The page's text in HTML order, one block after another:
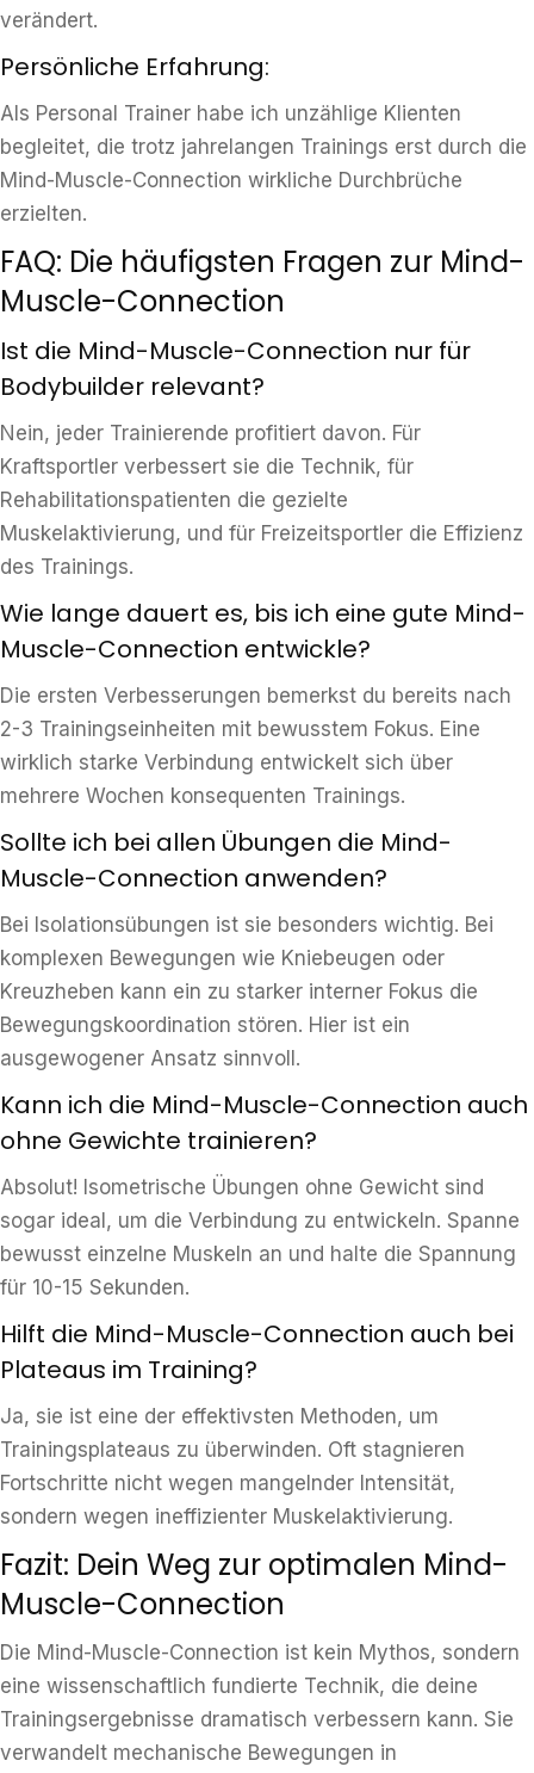
verändert.
Persönliche Erfahrung:
Als Personal Trainer habe ich unzählige Klienten
begleitet, die trotz jahrelangen Trainings erst durch die
Mind-Muscle-Connection wirkliche Durchbrüche
erzielten.
FAQ: Die häufigsten Fragen zur Mind-
Muscle-Connection
Ist die Mind-Muscle-Connection nur für
Bodybuilder relevant?
Nein, jeder Trainierende profitiert davon. Für
Kraftsportler verbessert sie die Technik, für
Rehabilitationspatienten die gezielte
Muskelaktivierung, und für Freizeitsportler die Effizienz
des Trainings.
Wie lange dauert es, bis ich eine gute Mind-
Muscle-Connection entwickle?
Die ersten Verbesserungen bemerkst du bereits nach
2-3 Trainingseinheiten mit bewusstem Fokus. Eine
wirklich starke Verbindung entwickelt sich über
mehrere Wochen konsequenten Trainings.
Sollte ich bei allen Übungen die Mind-
Muscle-Connection anwenden?
Bei Isolationsübungen ist sie besonders wichtig. Bei
komplexen Bewegungen wie Kniebeugen oder
Kreuzheben kann ein zu starker interner Fokus die
Bewegungskoordination stören. Hier ist ein
ausgewogener Ansatz sinnvoll.
Kann ich die Mind-Muscle-Connection auch
ohne Gewichte trainieren?
Absolut! Isometrische Übungen ohne Gewicht sind
sogar ideal, um die Verbindung zu entwickeln. Spanne
bewusst einzelne Muskeln an und halte die Spannung
für 10-15 Sekunden.
Hilft die Mind-Muscle-Connection auch bei
Plateaus im Training?
Ja, sie ist eine der effektivsten Methoden, um
Trainingsplateaus zu überwinden. Oft stagnieren
Fortschritte nicht wegen mangelnder Intensität,
sondern wegen ineffizienter Muskelaktivierung.
Fazit: Dein Weg zur optimalen Mind-
Muscle-Connection
Die Mind-Muscle-Connection ist kein Mythos, sondern
eine wissenschaftlich fundierte Technik, die deine
Trainingsergebnisse dramatisch verbessern kann. Sie
verwandelt mechanische Bewegungen in